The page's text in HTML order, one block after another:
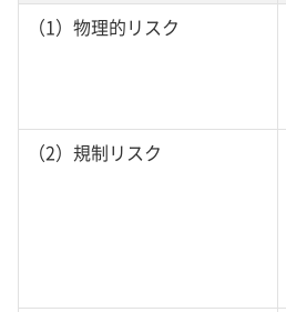
（1）物理的リスク
（2）規制リスク